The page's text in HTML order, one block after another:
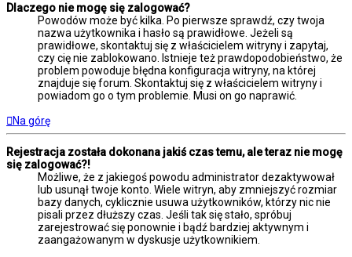
Dlaczego nie mogę się zalogować?
Powodów może być kilka. Po pierwsze sprawdź, czy twoja
nazwa użytkownika i hasło są prawidłowe. Jeżeli są
prawidłowe, skontaktuj się z właścicielem witryny i zapytaj,
czy cię nie zablokowano. Istnieje też prawdopodobieństwo, że
problem powoduje błędna konfiguracja witryny, na której
znajduje się forum. Skontaktuj się z właścicielem witryny i
powiadom go o tym problemie. Musi on go naprawić.
Na górę
Rejestracja została dokonana jakiś czas temu, ale teraz nie mogę
się zalogować?!
Możliwe, że z jakiegoś powodu administrator dezaktywował
lub usunął twoje konto. Wiele witryn, aby zmniejszyć rozmiar
bazy danych, cyklicznie usuwa użytkowników, którzy nic nie
pisali przez dłuższy czas. Jeśli tak się stało, spróbuj
zarejestrować się ponownie i bądź bardziej aktywnym i
zaangażowanym w dyskusje użytkownikiem.